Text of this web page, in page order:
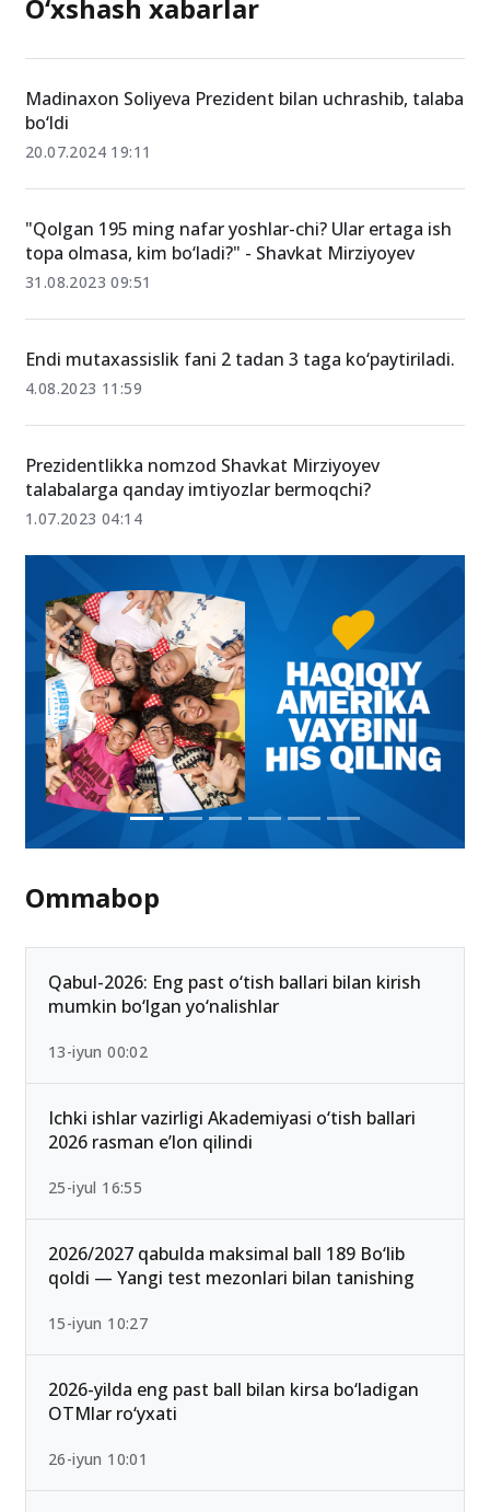
O‘xshash xabarlar
Madinaxon Soliyeva Prezident bilan uchrashib, talaba
bo‘ldi
20.07.2024 19:11
"Qolgan 195 ming nafar yoshlar-chi? Ular ertaga ish
topa olmasa, kim bo‘ladi?" - Shavkat Mirziyoyev
31.08.2023 09:51
Endi mutaxassislik fani 2 tadan 3 taga ko‘paytiriladi.
4.08.2023 11:59
Prezidentlikka nomzod Shavkat Mirziyoyev
talabalarga qanday imtiyozlar bermoqchi?
1.07.2023 04:14
Ommabop
Qabul-2026: Eng past o‘tish ballari bilan kirish
mumkin bo‘lgan yo‘nalishlar
13-iyun 00:02
Ichki ishlar vazirligi Akademiyasi o‘tish ballari
2026 rasman e’lon qilindi
25-iyul 16:55
2026/2027 qabulda maksimal ball 189 Bo‘lib
qoldi — Yangi test mezonlari bilan tanishing
15-iyun 10:27
2026-yilda eng past ball bilan kirsa bo‘ladigan
OTMlar ro‘yxati
26-iyun 10:01